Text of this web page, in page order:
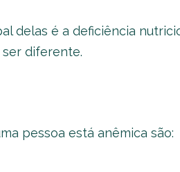
delas é a deficiência
diferente.
pessoa está anêmica são: